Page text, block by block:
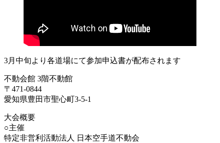
3月中旬より各道場にて参加申込書が配布されます
不動会館 3階不動館
〒471-0844
愛知県豊田市聖心町3-5-1
大会概要
○主催
特定非営利活動法人 日本空手道不動会